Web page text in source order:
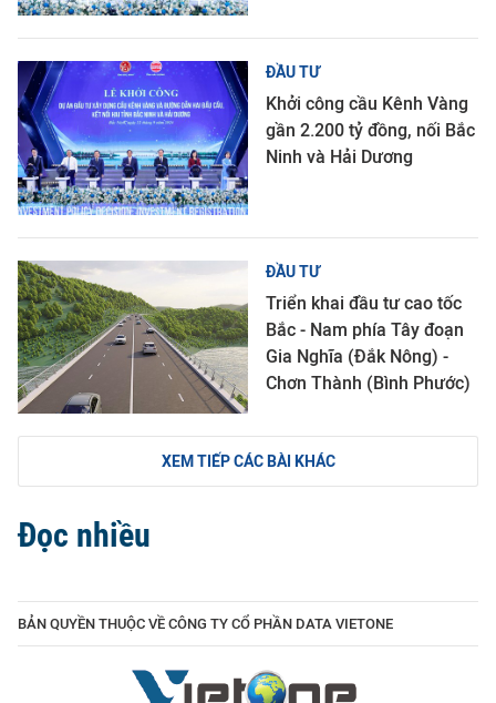
ĐẦU TƯ
Khởi công cầu Kênh Vàng
gần 2.200 tỷ đồng, nối Bắc
Ninh và Hải Dương
ĐẦU TƯ
Triển khai đầu tư cao tốc
Bắc - Nam phía Tây đoạn
Gia Nghĩa (Đắk Nông) -
Chơn Thành (Bình Phước)
XEM TIẾP CÁC BÀI KHÁC
Đọc nhiều
BẢN QUYỀN THUỘC VỀ CÔNG TY CỔ PHẦN DATA VIETONE